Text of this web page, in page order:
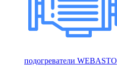
подогреватели WEBASTO